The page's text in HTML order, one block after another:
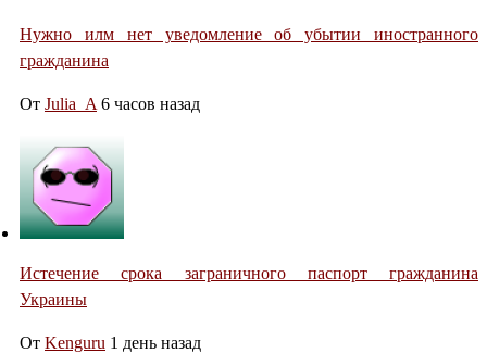
Нужно илм нет уведомление об убытии иностранного
гражданина
От Julia_A 6 часов назад
Истечение срока заграничного паспорт гражданина
Украины
От Kenguru 1 день назад